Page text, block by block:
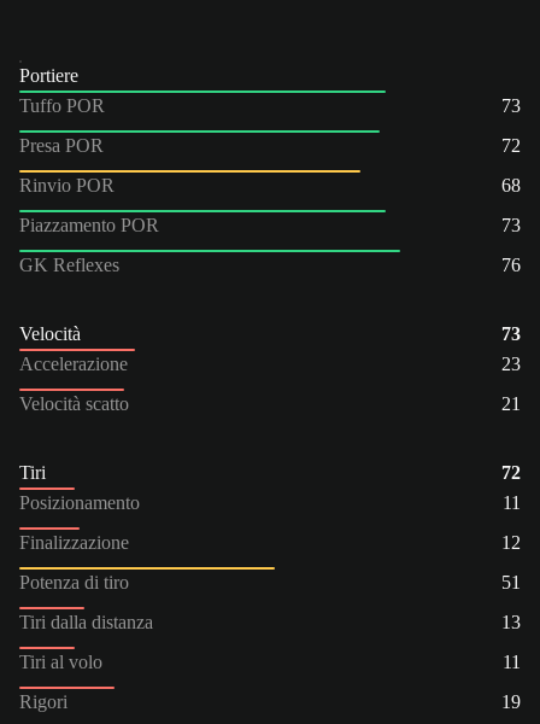
Portiere
Tuffo POR
73
Presa POR
72
Rinvio POR
68
Piazzamento POR
73
GK Reflexes
76
Velocità
73
Accelerazione
23
Velocità scatto
21
Tiri
72
Posizionamento
11
Finalizzazione
12
Potenza di tiro
51
Tiri dalla distanza
13
Tiri al volo
11
Rigori
19